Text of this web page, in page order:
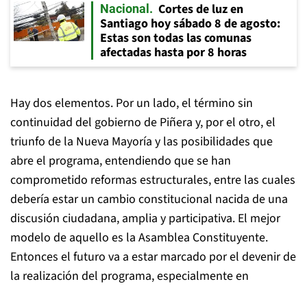
Nacional
Cortes de luz en
Santiago hoy sábado 8 de agosto:
Estas son todas las comunas
afectadas hasta por 8 horas
Hay dos elementos. Por un lado, el término sin
continuidad del gobierno de Piñera y, por el otro, el
triunfo de la Nueva Mayoría y las posibilidades que
abre el programa, entendiendo que se han
comprometido reformas estructurales, entre las cuales
debería estar un cambio constitucional nacida de una
discusión ciudadana, amplia y participativa. El mejor
modelo de aquello es la Asamblea Constituyente.
Entonces el futuro va a estar marcado por el devenir de
la realización del programa, especialmente en